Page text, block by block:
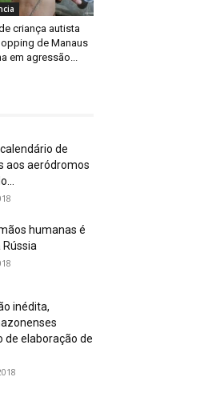
criança autista
de Manaus
em agressão...
de
aos aeródromos
humanas é
inédita,
de elaboração de